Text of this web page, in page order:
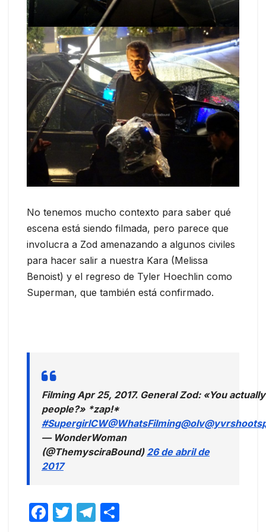
No tenemos mucho contexto para saber qué
escena está siendo filmada, pero parece que
involucra a Zod amenazando a algunos civiles
para hacer salir a nuestra Kara (Melissa
Benoist) y el regreso de Tyler Hoechlin como
Superman, que también está confirmado.
Filming Apr 25, 2017. General Zod: «You
people?» *zap!*
#SupergirlCW@WhatsFilming@olv@yvrshoots
— WonderWoman
(@ThemysciraBound) 26 de abril de
2017
F
T
T